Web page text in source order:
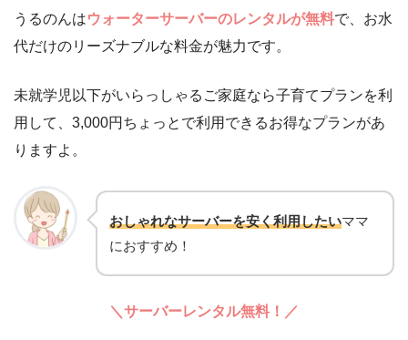
うるのんはウォーターサーバーのレンタルが無料で、お水
代だけのリーズナブルな料金が魅力です。
未就学児以下がいらっしゃるご家庭なら子育てプランを利
用して、3,000円ちょっとで利用できるお得なプランがあ
りますよ。
おしゃれなサーバーを安く利用したいママ
におすすめ！
＼サーバーレンタル無料！／